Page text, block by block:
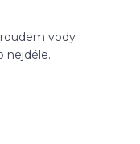
vody
nejdéle.